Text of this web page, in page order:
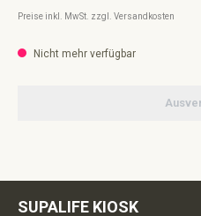
Preise inkl. MwSt. zzgl. Versandkosten
Nicht mehr verfügbar
SUPALIFE KIOSK